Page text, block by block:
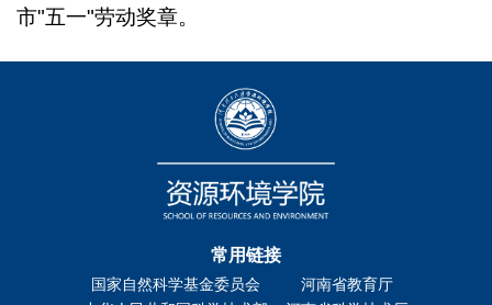
市"五一"劳动奖章。
常用链接
国家自然科学基金委员会
河南省教育厅